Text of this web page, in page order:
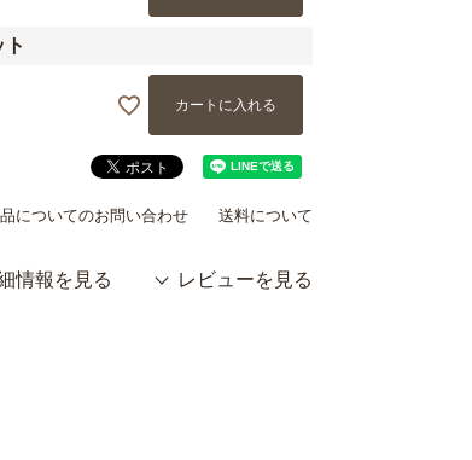
カートに入れる
についてのお問い合わせ 送料について
情報を見る レビューを見る